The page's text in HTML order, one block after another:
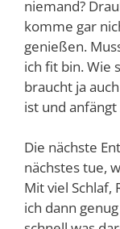
niemand?
komme gar
genießen.
ich fit bin. Wie
braucht ja
ist und
Die nächste
nächstes tue,
Mit viel Schlaf,
ich dann